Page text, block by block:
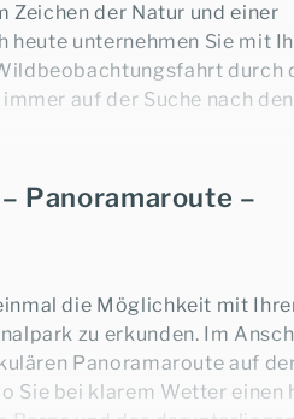
können Sie mit Ihren
Gerne können wir
in einem offenen Safari
Fahrzeug an, die vor Ort am
Zeichen der Natur und einer
heute unternehmen Sie mit
durch
auf der Suche nach den
Panoramaroute –
die Möglichkeit mit
zu erkunden. Im
Panoramaroute auf der
Sie bei klarem Wetter einen